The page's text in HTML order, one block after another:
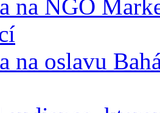
na NGO
na oslavu